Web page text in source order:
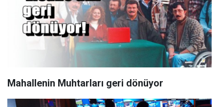
Mahallenin Muhtarları geri dönüyor